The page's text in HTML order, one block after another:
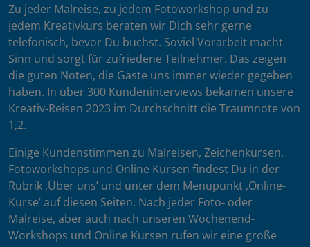
Zu jeder Malreise, zu jedem Fotoworkshop und zu
jedem Kreativkurs beraten wir Dich sehr gerne
telefonisch, bevor Du buchst. Soviel Vorarbeit macht
Sinn und sorgt für zufriedene Teilnehmer. Das zeigen
die guten Noten, die Gäste uns immer wieder gegeben
haben. In über 300 Kundeninterviews bekamen unsere
Kreativ-Reisen 2023 im Durchschnitt die Traumnote von
1,2.
Einige Kundenstimmen zu Malreisen, Zeichenkursen,
Fotoworkshops und Online Kursen findest Du in der
Rubrik ‚Über uns’ und unter dem Menüpunkt ‚Online-
Kurse’ auf diesen Seiten. Nach jeder Foto- oder
Malreise, aber auch nach unseren Wochenend-
Workshops und Online Kursen rufen wir eine große